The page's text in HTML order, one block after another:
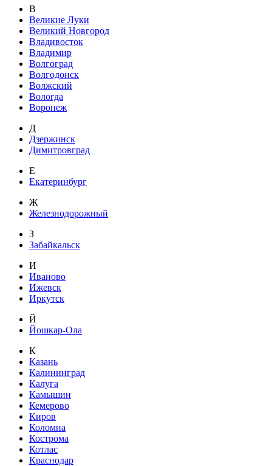
В
Великие Луки
Великий Новгород
Владивосток
Владимир
Волгоград
Волгодонск
Волжский
Вологда
Воронеж
Д
Дзержинск
Димитровград
Е
Екатеринбург
Ж
Железнодорожный
З
Забайкальск
И
Иваново
Ижевск
Иркутск
Й
Йошкар-Ола
К
Казань
Калининград
Калуга
Камышин
Кемерово
Киров
Коломна
Кострома
Котлас
Краснодар